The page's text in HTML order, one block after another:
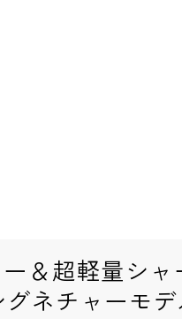
＆超軽量シャ
ネチャーモ